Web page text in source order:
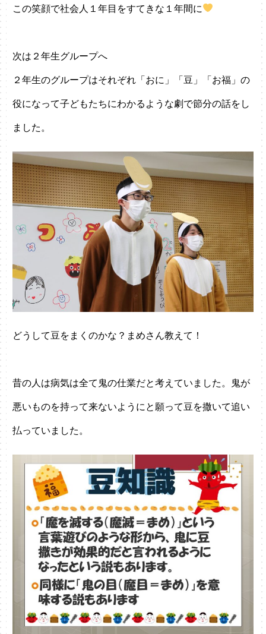
この笑顔で社会人１年目をすてきな１年間に
次は２年生グループへ
２年生のグループはそれぞれ「おに」「豆」「お福」の
役になって子どもたちにわかるような劇で節分の話をし
ました。
どうして豆をまくのかな？まめさん教えて！
昔の人は病気は全て鬼の仕業だと考えていました。鬼が
悪いものを持って来ないようにと願って豆を撒いて追い
払っていました。